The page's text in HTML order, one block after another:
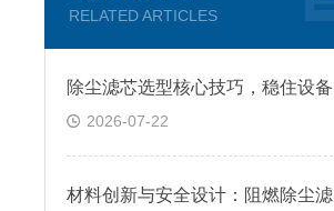
RELATED ARTICLES
2026-07-22